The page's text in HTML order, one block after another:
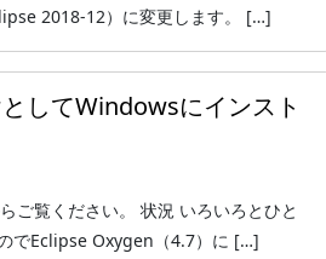
2018-12）に変更します。 […]
してWindowsにインスト
ご覧ください。 状況 いろいろとひと
でEclipse Oxygen（4.7）に […]